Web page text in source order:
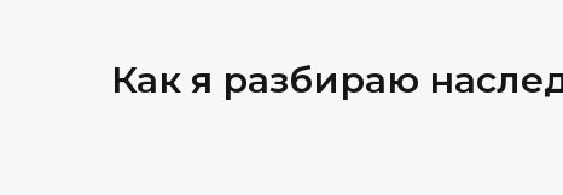
Как я разбираю